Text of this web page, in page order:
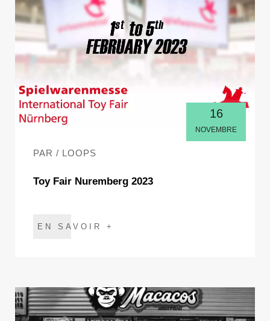
16
NOVEMBRE
PAR / LOOPS
Toy Fair Nuremberg 2023
EN SAVOIR +